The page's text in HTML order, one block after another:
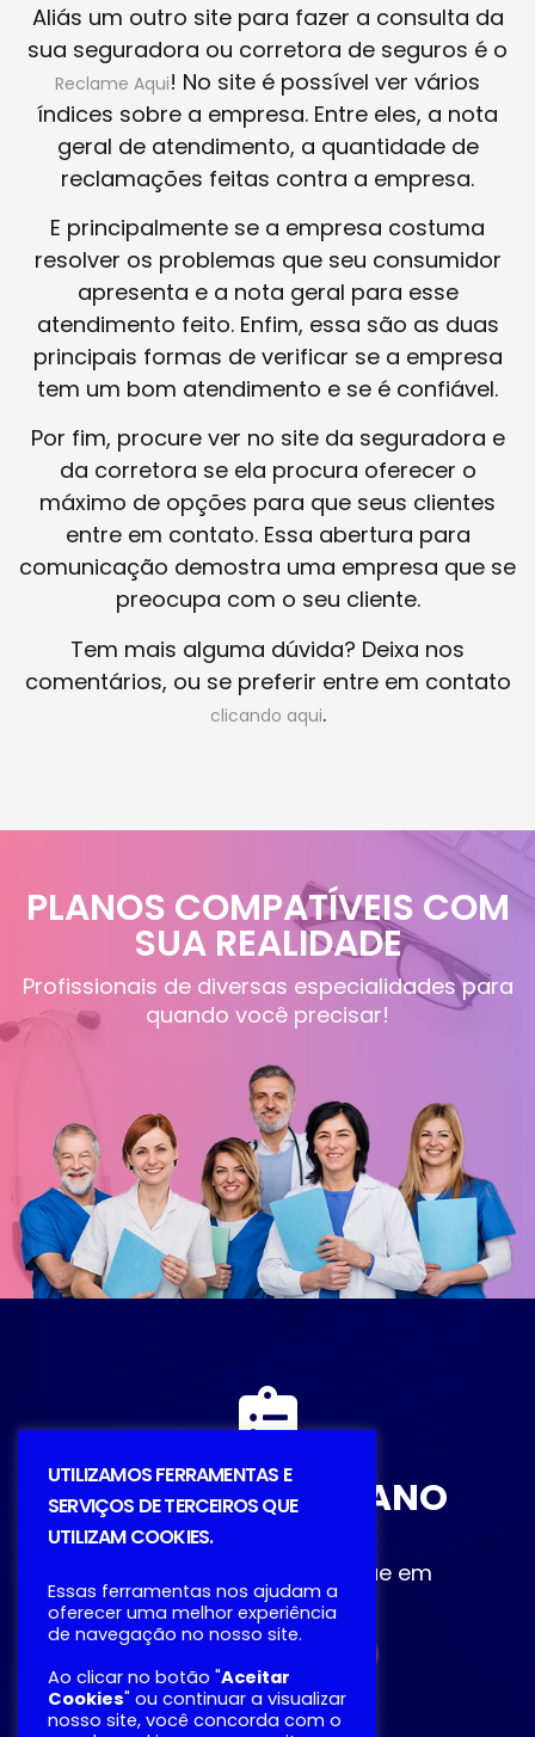
Aliás um outro site para fazer a consulta da
sua seguradora ou corretora de seguros é o
Reclame Aqui! No site é possível ver vários
índices sobre a empresa. Entre eles, a nota
geral de atendimento, a quantidade de
reclamações feitas contra a empresa.
E principalmente se a empresa costuma
resolver os problemas que seu consumidor
apresenta e a nota geral para esse
atendimento feito. Enfim, essa são as duas
principais formas de verificar se a empresa
tem um bom atendimento e se é confiável.
Por fim, procure ver no site da seguradora e
da corretora se ela procura oferecer o
máximo de opções para que seus clientes
entre em contato. Essa abertura para
comunicação demostra uma empresa que se
preocupa com o seu cliente.
Tem mais alguma dúvida? Deixa nos
comentários, ou se preferir entre em contato
clicando aqui.
PLANOS COMPATÍVEIS COM
SUA REALIDADE
Profissionais de diversas especialidades para
quando você precisar!
DESCUBRA O PLANO
Entre em contato ou clique em
Simulação
UTILIZAMOS FERRAMENTAS E
SERVIÇOS DE TERCEIROS QUE
UTILIZAM COOKIES.
Essas ferramentas nos ajudam a
oferecer uma melhor experiência
de navegação no nosso site.
Ao clicar no botão "Aceitar
Cookies" ou continuar a visualizar
nosso site, você concorda com o